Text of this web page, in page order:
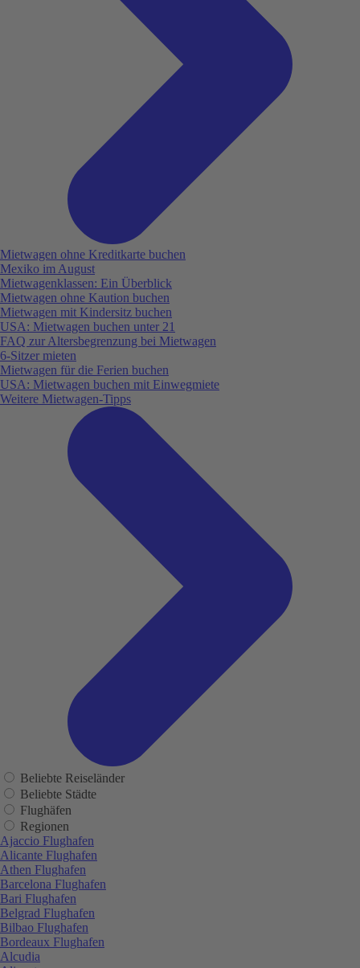
Mietwagen ohne Kreditkarte buchen
Mexiko im August
Mietwagenklassen: Ein Überblick
Mietwagen ohne Kaution buchen
Mietwagen mit Kindersitz buchen
USA: Mietwagen buchen unter 21
FAQ zur Altersbegrenzung bei Mietwagen
6-Sitzer mieten
Mietwagen für die Ferien buchen
USA: Mietwagen buchen mit Einwegmiete
Weitere Mietwagen-Tipps
Beliebte Reiseländer
Beliebte Städte
Flughäfen
Regionen
Ajaccio Flughafen
Alicante Flughafen
Athen Flughafen
Barcelona Flughafen
Bari Flughafen
Belgrad Flughafen
Bilbao Flughafen
Bordeaux Flughafen
Alcudia